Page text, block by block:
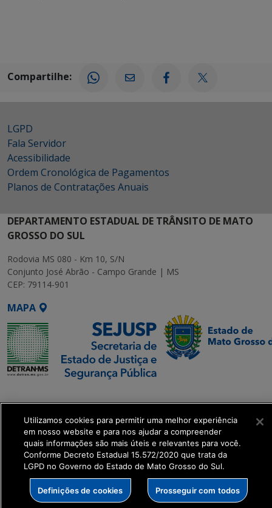
Compartilhe:
LGPD
Fala Servidor
Acessibilidade
Ordem Cronológica de Pagamentos
Planos de Contratações Anuais
DEPARTAMENTO ESTADUAL DE TRÂNSITO DE MATO
GROSSO DO SUL
Rodovia MS 080 - Km 10, S/N
Conjunto José Abrão - Campo Grande | MS
CEP: 79114-901
MAPA
Transformação Digital
get_footer();
Utilizamos cookies para permitir uma melhor experiência
em nosso website e para nos ajudar a compreender
quais informações são mais úteis e relevantes para você.
Conforme Decreto Estadual 15.572/2020 que trata da
LGPD no Governo do Estado de Mato Grosso do Sul.
Definições de cookies Prosseguir com todos